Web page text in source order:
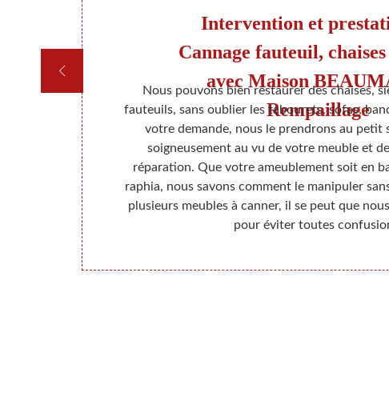
à Assas.
Intervention et
Cannage fauteuil, chaises
avec Maison
Rempaillage
Nous pouvons bien restaurer des chaises,
fauteuils, sans oublier les tabourets, sofas,
votre demande, nous le prendrons au petit
soigneusement au vu de votre meuble et
réparation. Que votre ameublement soit en
raphia, nous savons comment le manipuler
plusieurs meubles à canner, il se peut que
pour éviter toutes